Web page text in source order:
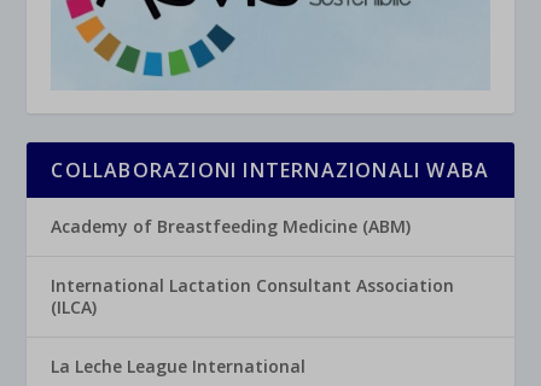
COLLABORAZIONI INTERNAZIONALI WABA
Academy of Breastfeeding Medicine (ABM)
International Lactation Consultant Association
(ILCA)
La Leche League International